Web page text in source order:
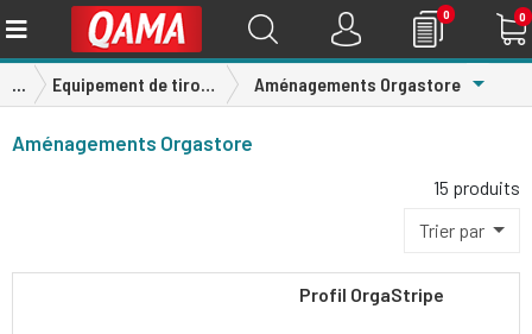
0 0
... Equipement de tiroirs Aménagements Orgastore Toggle
Aménagements Orgastore
15 produits
Trier par
Profil OrgaStripe